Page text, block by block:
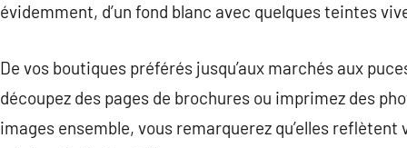
évidemment, d’un fond blanc avec quelques teintes
De vos boutiques préférés jusqu’aux marchés aux
découpez des pages de brochures ou imprimez des
images ensemble, vous remarquerez qu’elles